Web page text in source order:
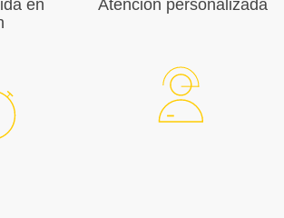
en
Atención personalizada